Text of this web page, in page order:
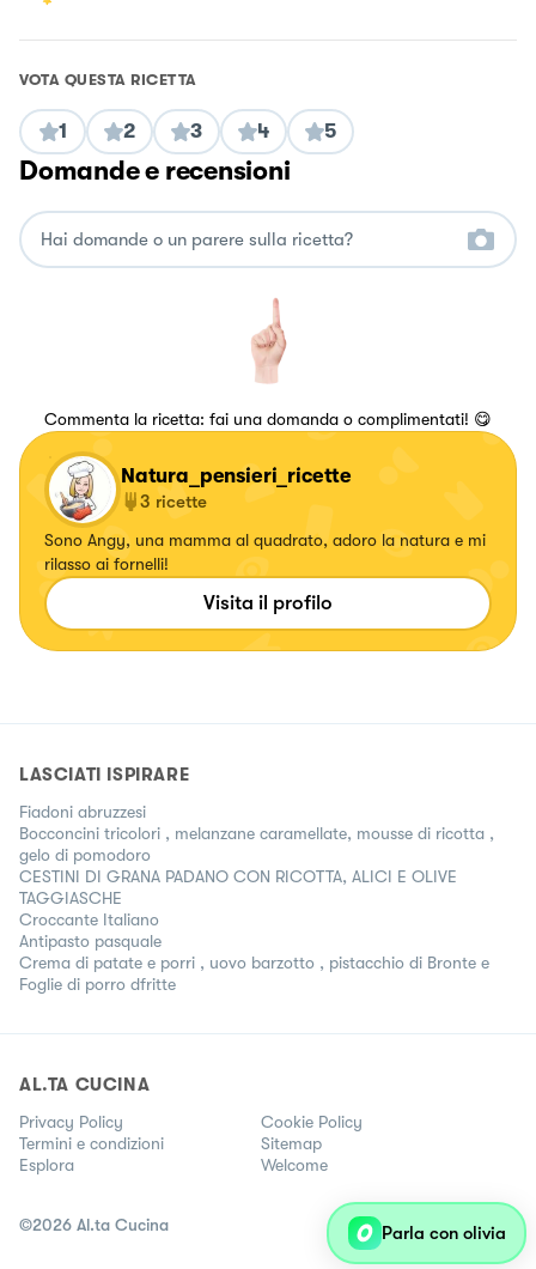
VOTA QUESTA RICETTA
1 2 3 4 5
Domande e recensioni
Commenta la ricetta: fai una domanda o complimentati! 😋
Natura_pensieri_ricette
3 ricette
Sono Angy, una mamma al quadrato, adoro la natura e mi
rilasso ai fornelli!
Visita il profilo
LASCIATI ISPIRARE
Fiadoni abruzzesi
Bocconcini tricolori , melanzane caramellate, mousse di ricotta ,
gelo di pomodoro
CESTINI DI GRANA PADANO CON RICOTTA, ALICI E OLIVE
TAGGIASCHE
Croccante Italiano
Antipasto pasquale
Crema di patate e porri , uovo barzotto , pistacchio di Bronte e
Foglie di porro dfritte
AL.TA CUCINA
Privacy Policy
Cookie Policy
Termini e condizioni
Sitemap
Esplora
Welcome
©2026 Al.ta Cucina Parla con olivia